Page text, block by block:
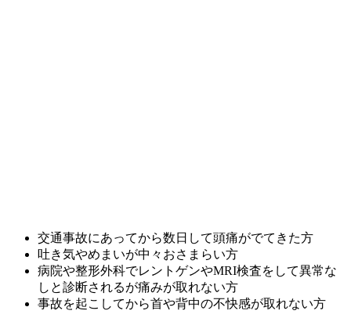
交通事故にあってから数日して頭痛がでてきた方
吐き気やめまいが中々おさまらい方
病院や整形外科でレントゲンやMRI検査をして異常な
しと診断されるが痛みが取れない方
事故を起こしてから首や背中の不快感が取れない方